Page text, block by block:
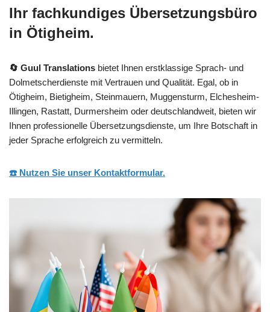
Ihr fachkundiges Übersetzungsbüro
in Ötigheim.
🔄 Guul Translations bietet Ihnen erstklassige Sprach- und
Dolmetscherdienste mit Vertrauen und Qualität. Egal, ob in
Ötigheim, Bietigheim, Steinmauern, Muggensturm, Elchesheim-
Illingen, Rastatt, Durmersheim oder deutschlandweit, bieten wir
Ihnen professionelle Übersetzungsdienste, um Ihre Botschaft in
jeder Sprache erfolgreich zu vermitteln.
☎️ Nutzen Sie unser Kontaktformular.